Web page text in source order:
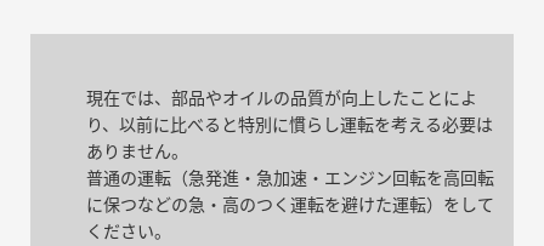
現在では、部品やオイルの品質が向上したことによ
り、以前に比べると特別に慣らし運転を考える必要は
ありません。
普通の運転（急発進・急加速・エンジン回転を高回転
に保つなどの急・高のつく運転を避けた運転）をして
ください。